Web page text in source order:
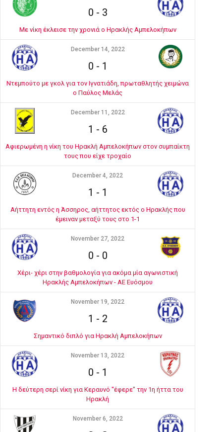
0 - 3
Με νίκη έκλεισε την χρονιά ο Ηρακλής Αμπελοκήπων
December 14, 2022
0 - 1
Ντεμπούτο με γκολ για τον Ιγνατιάδη, πρωταθλητής χειμώνα
ο Παύλος Μελάς
December 11, 2022
1 - 6
Αφιερωμένη η νίκη του Ηρακλή Αμπελοκήπων στον συμπαίκτη
τους που είχε τροχαίο
December 4, 2022
1 - 1
Αήττητη εντός η Άσσηρος, αήττητος εκτός ο Ηρακλής που
έμειναν μεταξύ τους στο 1-1
November 27, 2022
0 - 0
Χέρι- χέρι στην βαθμολογία για ακόμα μία αγωνιστική
Ηρακλής Αμπελοκήπων - ΑΕ Ευόσμου
November 19, 2022
1 - 2
Σημαντικό διπλό για Ηρακλή Αμπελοκήπων
November 13, 2022
0 - 1
Η δεύτερη σερί νίκη για Κεραυνό "έφερε" την 1η ήττα του
Ηρακλή
November 6, 2022